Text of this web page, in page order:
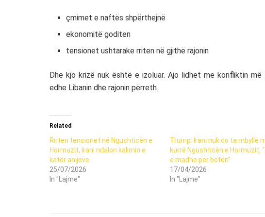
çmimet e naftës shpërthejnë
ekonomitë goditen
tensionet ushtarake rriten në gjithë rajonin
Dhe kjo krizë nuk është e izoluar. Ajo lidhet me konfliktin
edhe Libanin dhe rajonin përreth.
Related
Rriten tensionet në Ngushticën e
Hormuzit, Irani ndalon kalimin e
katër anijeve
25/07/2026
In "Lajme"
Trump: Irani nuk do ta mbyllë
kurrë Ngushticën e Hormuzit,
e madhe për botën”
17/04/2026
In "Lajme"